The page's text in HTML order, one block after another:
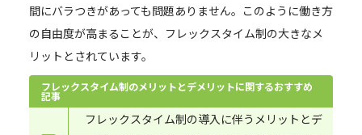
間にバラつきがあっても問題ありません。このように働き方
の自由度が高まることが、フレックスタイム制の大きなメ
リットとされています。
フレックスタイム制のメリットとデメリットに関するおすすめ
記事
フレックスタイム制の導入に伴うメリットとデ